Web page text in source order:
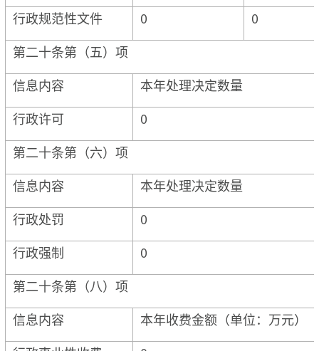
行政规范性文件
0
0
第二十条第（五）项
信息内容
本年处理决定数量
行政许可
0
第二十条第（六）项
信息内容
本年处理决定数量
行政处罚
0
行政强制
0
第二十条第（八）项
信息内容
本年收费金额（单位：万元）